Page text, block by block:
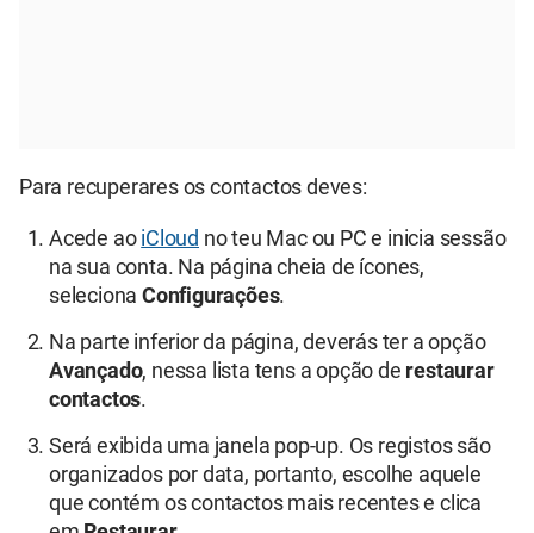
Para recuperares os contactos deves:
Acede ao iCloud no teu Mac ou PC e inicia sessão
na sua conta. Na página cheia de ícones,
selecionaConfigurações.
Na parte inferior da página, deverás ter a opção
Avançado, nessa lista tens a opção de restaurar
contactos.
Será exibida uma janela pop-up. Os registos são
organizados por data, portanto, escolhe aquele
que contém os contactos mais recentes e clica